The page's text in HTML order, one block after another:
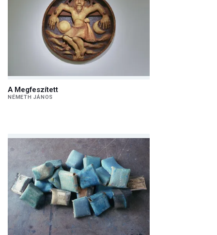
A Megfeszített
NÉMETH JÁNOS